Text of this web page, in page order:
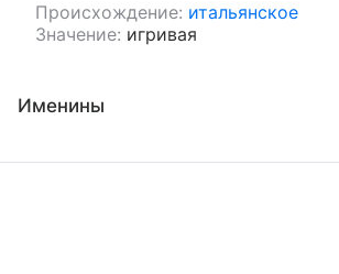
Происхождение: итальянское
Значение: игривая
Именины